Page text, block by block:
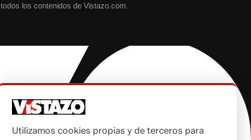
todos los contenidos de Vistazo.com.
Utilizamos cookies propias y de terceros para